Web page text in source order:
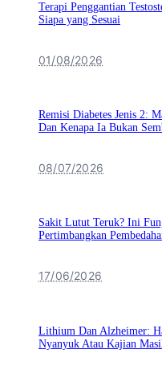
Terapi Penggantian
Siapa yang Sesuai
01/08/2026
Remisi Diabetes Jenis 2:
Dan Kenapa Ia Bukan
08/07/2026
Sakit Lutut Teruk? Ini
Pertimbangkan
17/06/2026
Lithium Dan Alzheimer:
Nyanyuk Atau Kajian